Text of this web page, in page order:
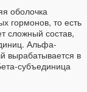
оболочка
гормонов, то есть
сложный состав,
Альфа-
вырабатывается в
субъединица